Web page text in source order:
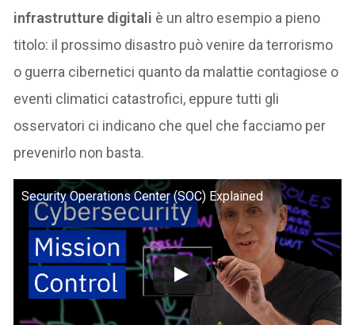
infrastrutture digitali è un altro esempio a pieno
titolo: il prossimo disastro può venire da terrorismo
o guerra cibernetici quanto da malattie contagiose o
eventi climatici catastrofici, eppure tutti gli
osservatori ci indicano che quel che facciamo per
prevenirlo non basta.
Security Operations Center (SOC) Explained